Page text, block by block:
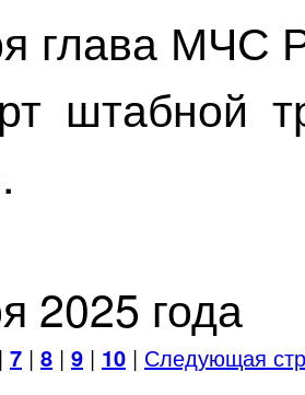
глава МЧС
штабной
2025 года
| 7 | 8 | 9 | 10 | Следующая